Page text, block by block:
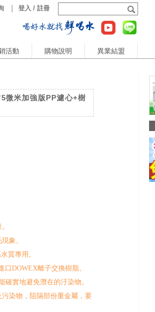
活動 購物說明 異業結盟
登入 / 註冊
微米加強版PP濾心+樹
象。
質專用。
DOWEX離子交換樹脂。
實地避免潛在的汙染物。
染物，阻隔部份重金屬，要